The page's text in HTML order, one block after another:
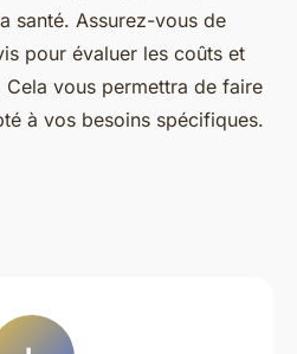
santé. Assurez-vous de
pour évaluer les coûts et
vous permettra de faire
à vos besoins spécifiques.